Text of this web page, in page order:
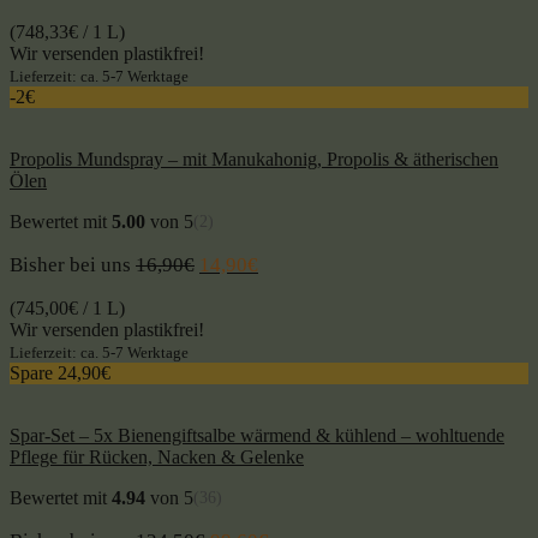
(748,33€ / 1 L)
Wir versenden plastikfrei!
Lieferzeit: ca. 5-7 Werktage
-2€
Propolis Mundspray – mit Manukahonig, Propolis & ätherischen
Ölen
Bewertet mit 5.00 von 5
Bisher bei uns 16,90€ 14,90€
(745,00€ / 1 L)
Wir versenden plastikfrei!
Lieferzeit: ca. 5-7 Werktage
Spare 24,90€
Spar-Set – 5x Bienengiftsalbe wärmend & kühlend – wohltuende
Pflege für Rücken, Nacken & Gelenke
Bewertet mit 4.94 von 5